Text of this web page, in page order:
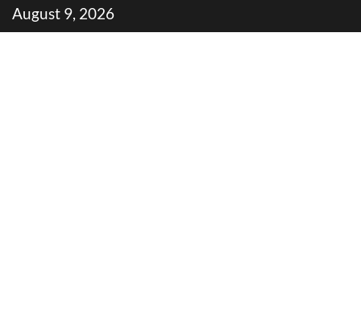
Skip
to
August 9, 2026